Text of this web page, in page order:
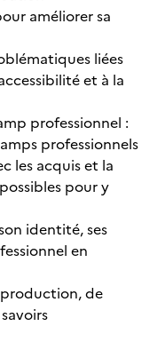
améliorer sa
liées
et à la
professionnel :
professionnels
les acquis et la
pour y
identité, ses
en
de